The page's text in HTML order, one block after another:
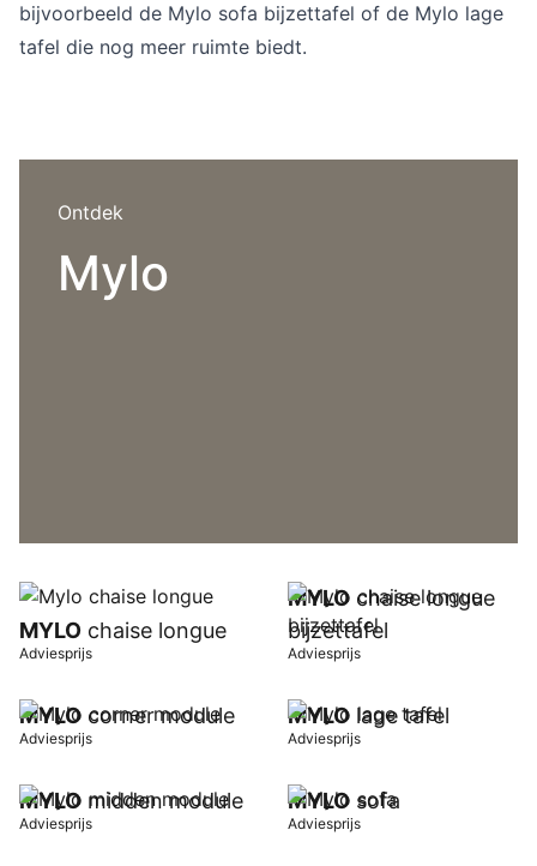
bijvoorbeeld de Mylo sofa bijzettafel of de Mylo lage
tafel die nog meer ruimte biedt.
Ontdek
Mylo
MYLO chaise longue
Adviesprijs
MYLO chaise longue
bijzettafel
Adviesprijs
MYLO corner module
Adviesprijs
MYLO lage tafel
Adviesprijs
MYLO midden module
Adviesprijs
MYLO sofa
Adviesprijs